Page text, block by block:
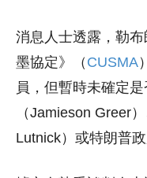
消息人士透露，勒
墨協定》（ CUSMA
員，但暫時未確定
（Jamieson Greer
Lutnick）或特朗普